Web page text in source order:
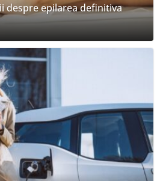
despre epilarea definitiva